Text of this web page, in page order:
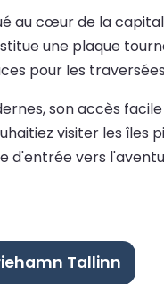
au cœur de la
une plaque
pour les
son accès
visiter les
d'entrée vers
Tallinn